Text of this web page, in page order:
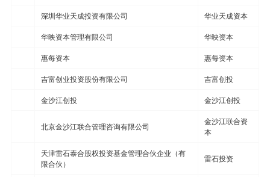
深圳华业天成投资有限公司 华业天成资本
华映资本管理有限公司 华映资本
惠每资本 惠每资本
吉富创业投资股份有限公司 吉富创投
金沙江创投 金沙江创投
北京金沙江联合管理咨询有限公司
金沙江联合资
本
天津雷石泰合股权投资基金管理合伙企业（有
限合伙）
雷石投资